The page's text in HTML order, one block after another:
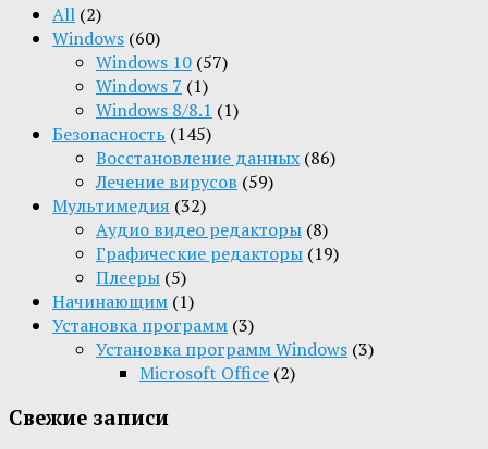
All (2)
Windows (60)
Windows 10 (57)
Windows 7 (1)
Windows 8/8.1 (1)
Безопасность (145)
Восстановление данных (86)
Лечение вирусов (59)
Мультимедия (32)
Aудио видео редакторы (8)
Графические редакторы (19)
Плееры (5)
Начинающим (1)
Установка программ (3)
Установка программ Windows (3)
Microsoft Office (2)
Свежие записи